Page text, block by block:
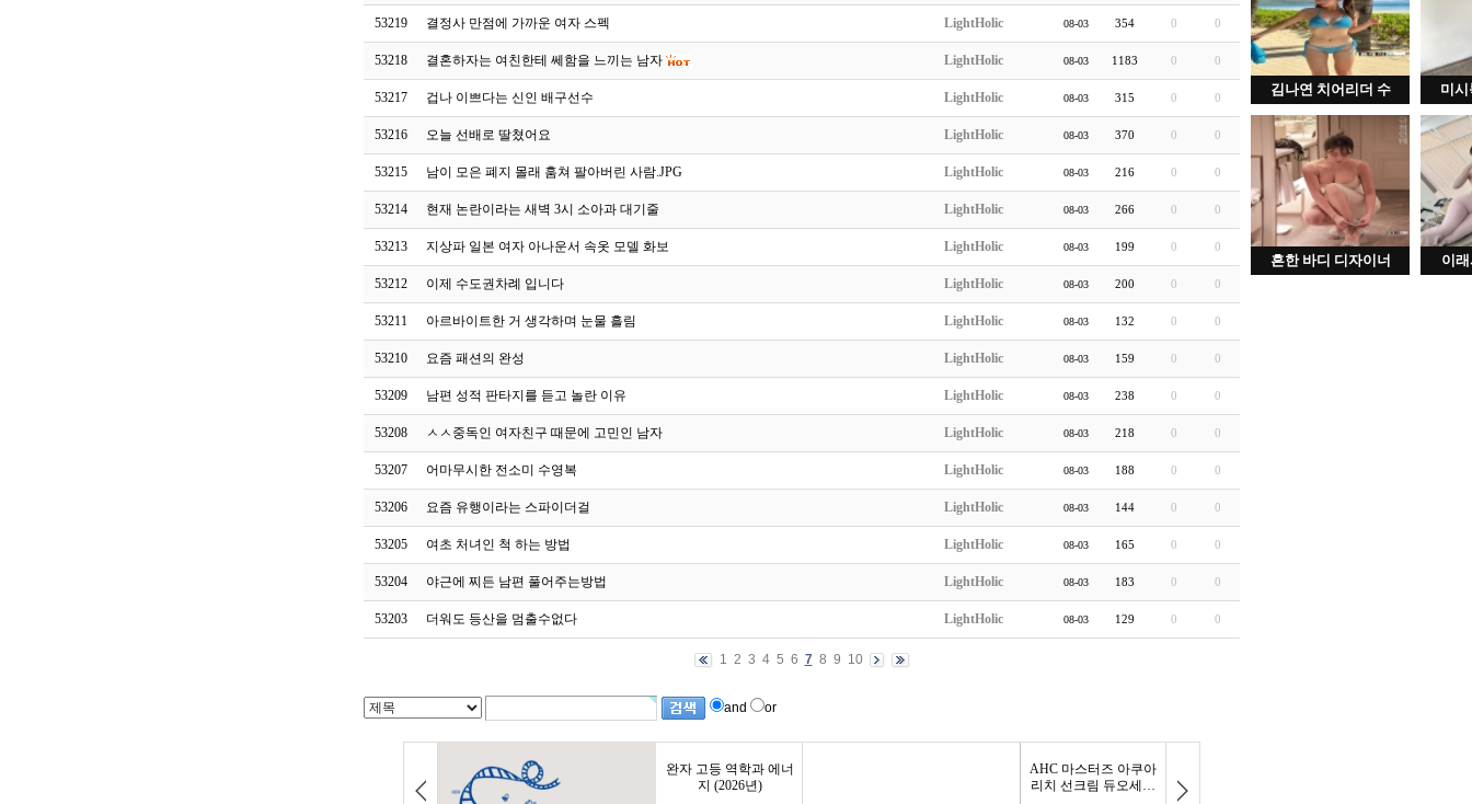
김나연 치어리더 수 미시
흔한 바디 디자이너 이
53219 결정사 만점에 가까운 여자 스펙 LightHolic 08-03 354 0 0
53218 결혼하자는 여친한테 쎄함을 느끼는 남자 LightHolic 08-03 1183 0 0
53217 겁나 이쁘다는 신인 배구선수 LightHolic 08-03 315 0 0
53216 오늘 선배로 딸쳤어요 LightHolic 08-03 370 0 0
53215 남이 모은 폐지 몰래 훔쳐 팔아버린 사람.JPG LightHolic 08-03 216 0 0
53214 현재 논란이라는 새벽 3시 소아과 대기줄 LightHolic 08-03 266 0 0
53213 지상파 일본 여자 아나운서 속옷 모델 화보 LightHolic 08-03 199 0 0
53212 이제 수도권차례 입니다 LightHolic 08-03 200 0 0
53211 아르바이트한 거 생각하며 눈물 흘림 LightHolic 08-03 132 0 0
53210 요즘 패션의 완성 LightHolic 08-03 159 0 0
53209 남편 성적 판타지를 듣고 놀란 이유 LightHolic 08-03 238 0 0
53208 ㅅㅅ중독인 여자친구 때문에 고민인 남자 LightHolic 08-03 218 0 0
53207 어마무시한 전소미 수영복 LightHolic 08-03 188 0 0
53206 요즘 유행이라는 스파이더걸 LightHolic 08-03 144 0 0
53205 여초 처녀인 척 하는 방법 LightHolic 08-03 165 0 0
53204 야근에 찌든 남편 풀어주는방법 LightHolic 08-03 183 0 0
53203 더워도 등산을 멈출수없다 LightHolic 08-03 129 0 0
1 2 3 4 5 6 7 8 9 10
and or